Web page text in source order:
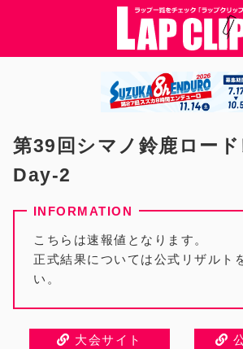
第39回シマノ鈴鹿ロード
Day-2
こちらは速報値となります。
正式結果については公式リザルト
い。
大会サイト